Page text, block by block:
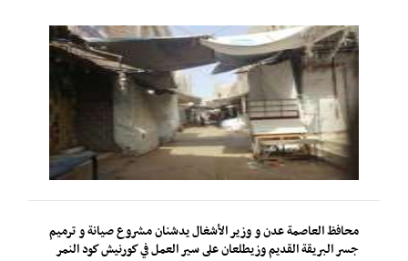
محافظ العاصمة عدن و وزير الأشغال يدشنان مشروع صيانة و ترميم
جسر البريقة القديم وزيطلعان على سير العمل في كورنيش كود النمر